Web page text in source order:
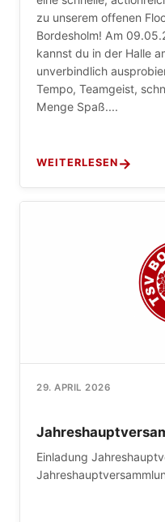
zu unserem offenen
Bordesholm! Am
kannst du in der Halle
unverbindlich
Tempo, Teamgeist,
Menge Spaß....
WEITERLESEN
29. APRIL 2026
Einladung